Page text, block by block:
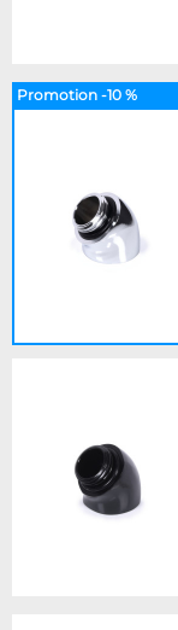
Promotion -10 %